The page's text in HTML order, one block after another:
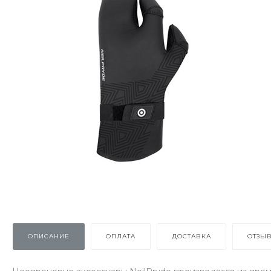
ОПИСАНИЕ ОПЛАТА ДОСТАВКА